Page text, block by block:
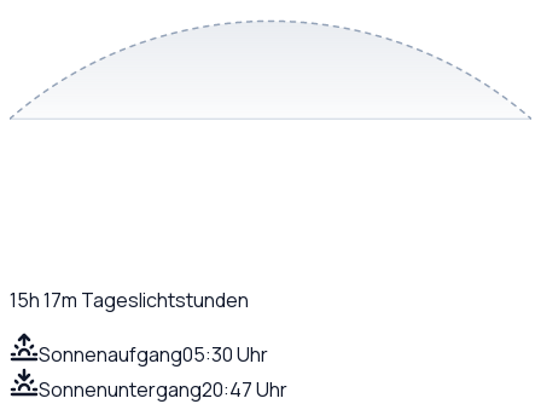
15h 17m Tageslichtstunden
Sonnenaufgang05:30 Uhr
Sonnenuntergang20:47 Uhr